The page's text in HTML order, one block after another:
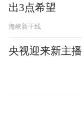
出3点希望
海峡新干线
央视迎来新主播